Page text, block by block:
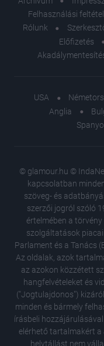
Felhasználási
Rólunk
Előfizetés
USA
Anglia
© glamour.hu ©
kapcsolatban
szöveg- és
szerzői jogról szóló
értelmében a
szolgáltatások
Parlament és a Tanács
Az oldalak, azok
az azokon közzétett
hangfelvételeket és
("Jogtulajdonos")
minden és bármely
írásbeli
elérhető tartalmakért
helytállást nem